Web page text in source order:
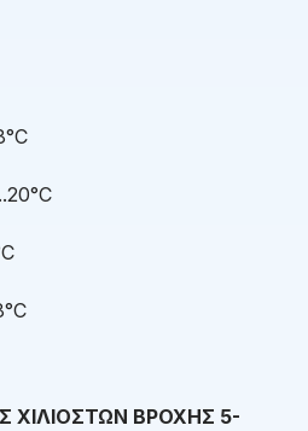
ΧΙΛΙΟΣΤΩΝ ΒΡΟΧΗΣ 5-